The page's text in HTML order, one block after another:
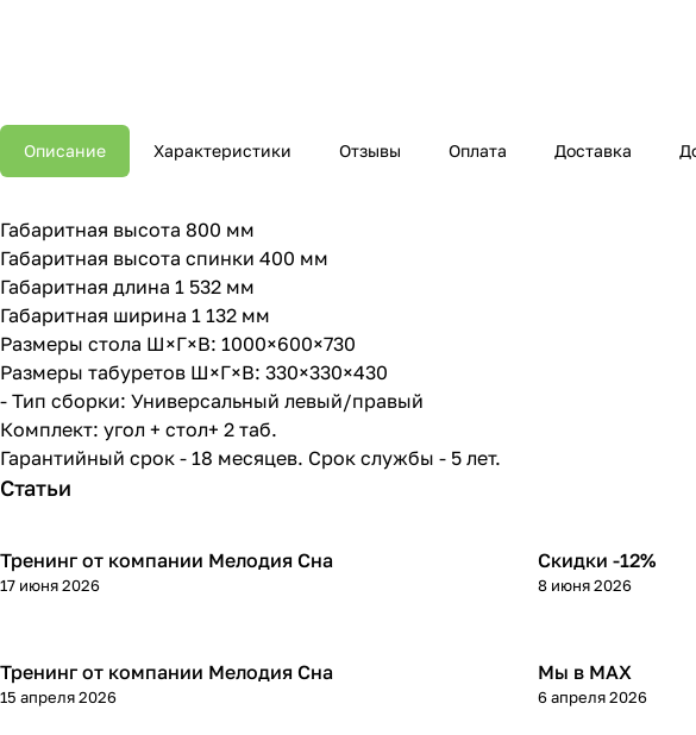
Описание Характеристики Отзывы Оплата Доставка
Габаритная высота 800 мм
Габаритная высота спинки 400 мм
Габаритная длина 1 532 мм
Габаритная ширина 1 132 мм
Размеры стола Ш×Г×В: 1000×600×730
Размеры табуретов Ш×Г×В: 330×330×430
- Тип сборки: Универсальный левый/правый
Комплект: угол + стол+ 2 таб.
Гарантийный срок - 18 месяцев. Срок службы - 5 лет.
Статьи
Тренинг от компании Мелодия Сна
17 июня 2026
Скидки -12%
8 июня 2026
Тренинг от компании Мелодия Сна
15 апреля 2026
Мы в МАХ
6 апреля 2026